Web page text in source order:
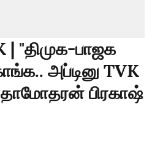
| "திமுக-பாஜக
அப்டினு TVK
பிரகாஷ்